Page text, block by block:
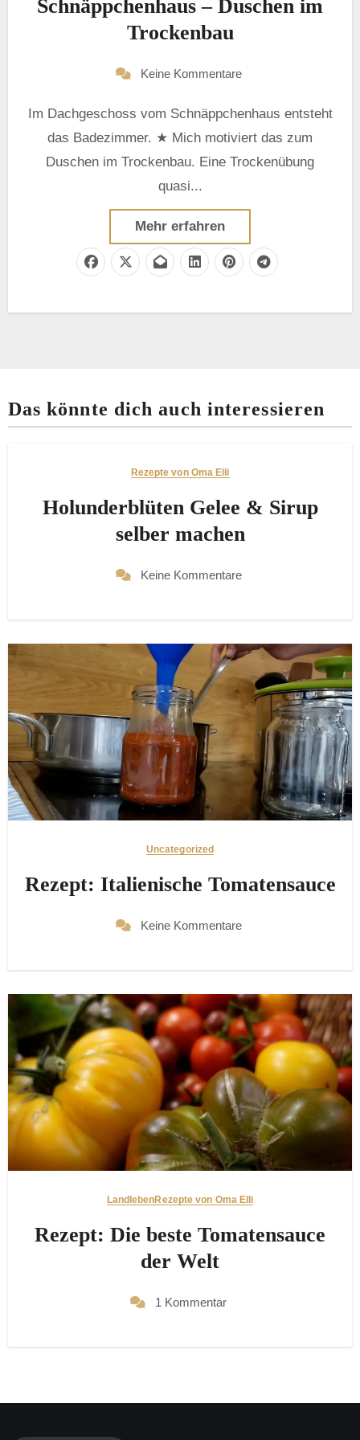
Schnäppchenhaus – Duschen im
Trockenbau
Keine Kommentare
Im Dachgeschoss vom Schnäppchenhaus entsteht
das Badezimmer. ★ Mich motiviert das zum
Duschen im Trockenbau. Eine Trockenübung
quasi...
Mehr erfahren
Das könnte dich auch interessieren
Rezepte von Oma Elli
Holunderblüten Gelee & Sirup
selber machen
Keine Kommentare
Uncategorized
Rezept: Italienische Tomatensauce
Keine Kommentare
LandlebenRezepte von Oma Elli
Rezept: Die beste Tomatensauce
der Welt
1 Kommentar